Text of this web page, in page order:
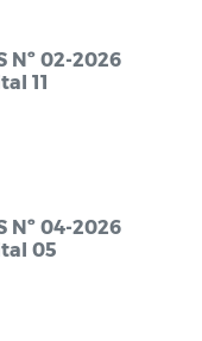
Nº 02-2026
11
Nº 04-2026
05